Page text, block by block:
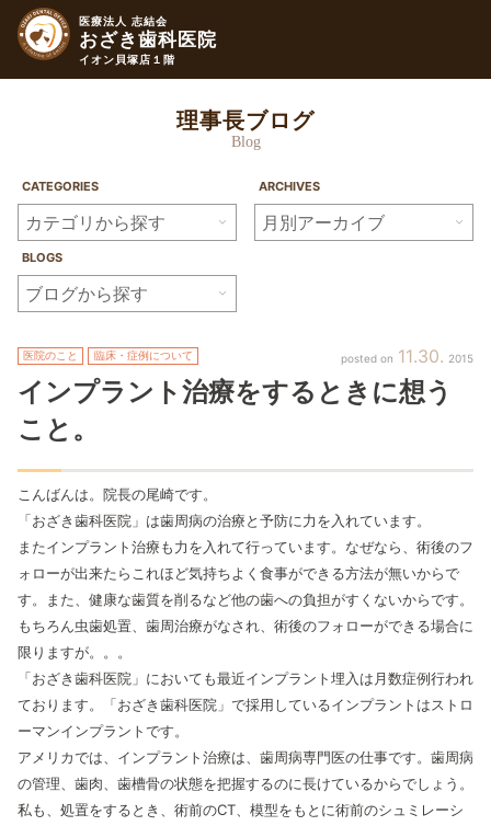
医療法人 志結会
おざき歯科医院
イオン貝塚店１階
理事長ブログ
Blog
CATEGORIES ARCHIVES
BLOGS
11 30 2015
医院のこと 臨床・症例について
インプラント治療をするときに想う
こと。
こんばんは。院長の尾崎です。
「おざき歯科医院」は歯周病の治療と予防に力を入れています。
またインプラント治療も力を入れて行っています。なぜなら、術後のフ
ォローが出来たらこれほど気持ちよく食事ができる方法が無いからで
す。また、健康な歯質を削るなど他の歯への負担がすくないからです。
もちろん虫歯処置、歯周治療がなされ、術後のフォローができる場合に
限りますが。。。
「おざき歯科医院」においても最近インプラント埋入は月数症例行われ
ております。「おざき歯科医院」で採用しているインプラントはストロ
ーマンインプラントです。
アメリカでは、インプラント治療は、歯周病専門医の仕事です。歯周病
の管理、歯肉、歯槽骨の状態を把握するのに長けているからでしょう。
私も、処置をするとき、術前のCT、模型をもとに術前のシュミレーシ